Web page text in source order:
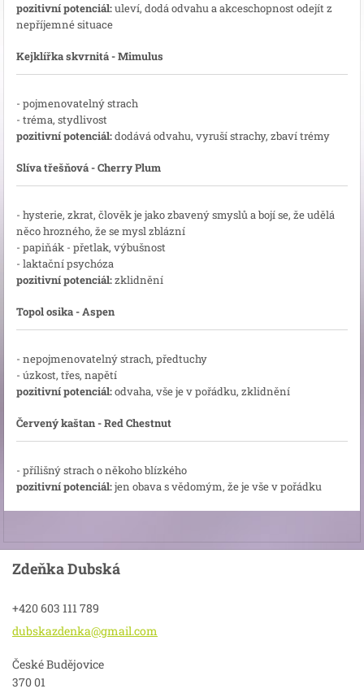
pozitivní potenciál:uleví, dodá odvahu a akceschopnost odejít z
nepříjemné situace
Kejklířka skvrnitá - Mimulus
- pojmenovatelný strach
- tréma, stydlivost
pozitivní potenciál:dodává odvahu, vyruší strachy, zbaví trémy
Slíva třešňová - Cherry Plum
- hysterie, zkrat, člověk je jako zbavený smyslů a bojí se, že udělá
něco hrozného, že se mysl zblázní
- papiňák - přetlak, výbušnost
- laktační psychóza
pozitivní potenciál:zklidnění
Topol osika - Aspen
- nepojmenovatelný strach, předtuchy
- úzkost, třes, napětí
pozitivní potenciál:odvaha, vše je v pořádku, zklidnění
Červený kaštan - Red Chestnut
- přílišný strach o někoho blízkého
pozitivní potenciál:jen obava s vědomým, že je vše v pořádku
Zdeňka Dubská
+420 603 111 789
dubskazdenka@gmail.com
České Budějovice
370 01